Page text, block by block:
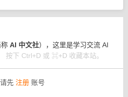
称 AI 中文社），这里是学习交流 AI
按下 Ctrl+D 或 ⌘+D 收藏本站。
先 注册 账号